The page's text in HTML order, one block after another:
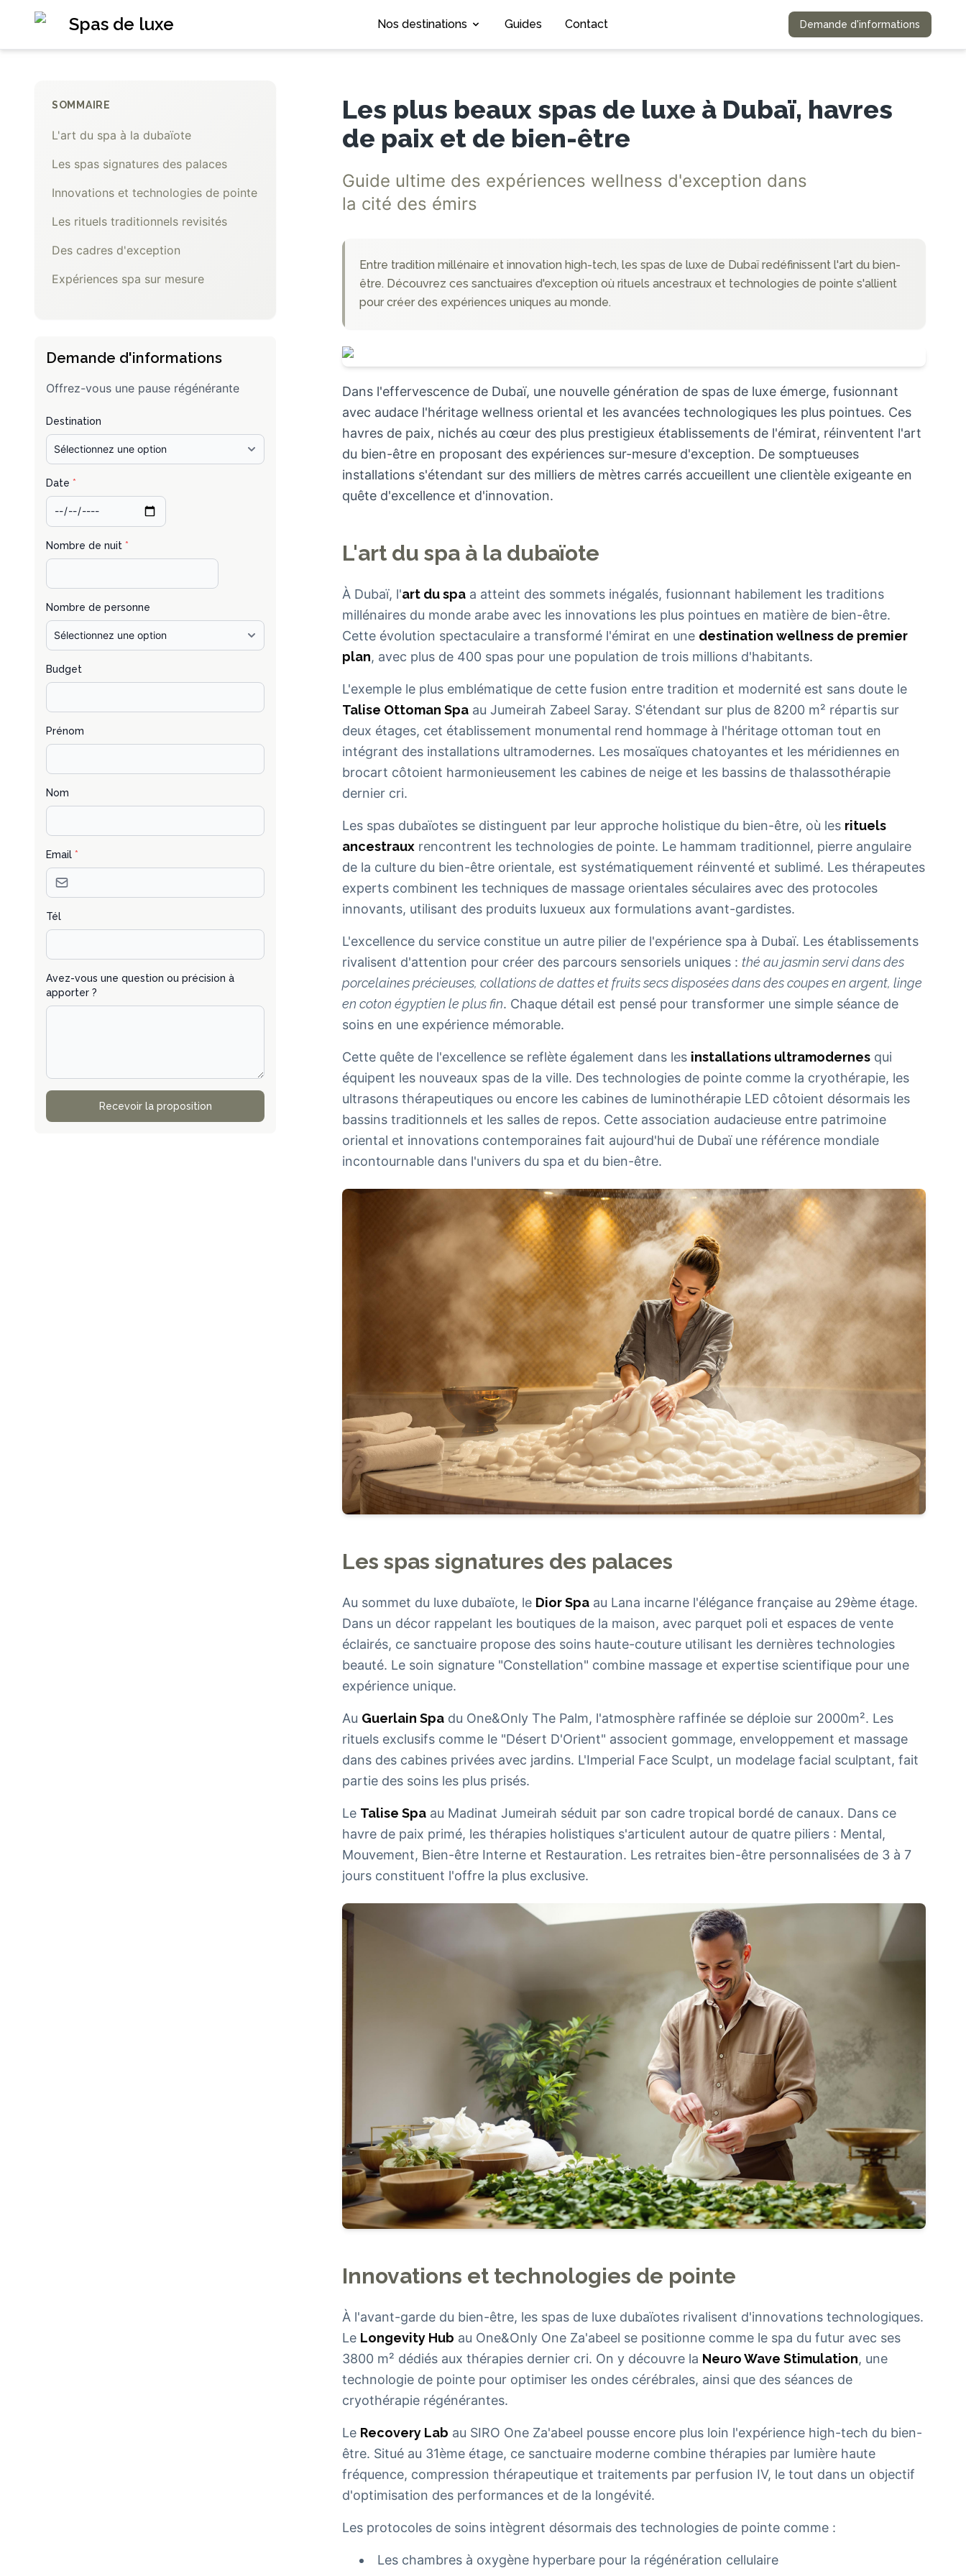
Spas de luxe Demande d'informations
Nos destinations Guides Contact
SOMMAIRE
L'art du spa à la dubaïote
Les spas signatures des palaces
Innovations et technologies de pointe
Les rituels traditionnels revisités
Des cadres d'exception
Expériences spa sur mesure
Demande d'informations
Offrez-vous une pause régénérante
Destination
Date *
Nombre de nuit *
Nombre de personne
Budget
Prénom
Nom
Email *
Tél
Avez-vous une question ou précision à
apporter ?
Recevoir la proposition
Les plus beaux spas de luxe à Dubaï, havres
de paix et de bien-être
Guide ultime des expériences wellness d'exception dans
la cité des émirs
Entre tradition millénaire et innovation high-tech, les spas de luxe de Dubaï redéfinissent l'art du bien-
être. Découvrez ces sanctuaires d'exception où rituels ancestraux et technologies de pointe s'allient
pour créer des expériences uniques au monde.
Dans l'effervescence de Dubaï, une nouvelle génération de spas de luxe émerge, fusionnant
avec audace l'héritage wellness oriental et les avancées technologiques les plus pointues. Ces
havres de paix, nichés au cœur des plus prestigieux établissements de l'émirat, réinventent l'art
du bien-être en proposant des expériences sur-mesure d'exception. De somptueuses
installations s'étendant sur des milliers de mètres carrés accueillent une clientèle exigeante en
quête d'excellence et d'innovation.
L'art du spa à la dubaïote
À Dubaï, l'art du spa a atteint des sommets inégalés, fusionnant habilement les traditions
millénaires du monde arabe avec les innovations les plus pointues en matière de bien-être.
Cette évolution spectaculaire a transformé l'émirat en une destination wellness de premier
plan, avec plus de 400 spas pour une population de trois millions d'habitants.
L'exemple le plus emblématique de cette fusion entre tradition et modernité est sans doute le
Talise Ottoman Spa au Jumeirah Zabeel Saray. S'étendant sur plus de 8200 m² répartis sur
deux étages, cet établissement monumental rend hommage à l'héritage ottoman tout en
intégrant des installations ultramodernes. Les mosaïques chatoyantes et les méridiennes en
brocart côtoient harmonieusement les cabines de neige et les bassins de thalassothérapie
dernier cri.
Les spas dubaïotes se distinguent par leur approche holistique du bien-être, où les rituels
ancestraux rencontrent les technologies de pointe. Le hammam traditionnel, pierre angulaire
de la culture du bien-être orientale, est systématiquement réinventé et sublimé. Les thérapeutes
experts combinent les techniques de massage orientales séculaires avec des protocoles
innovants, utilisant des produits luxueux aux formulations avant-gardistes.
L'excellence du service constitue un autre pilier de l'expérience spa à Dubaï. Les établissements
rivalisent d'attention pour créer des parcours sensoriels uniques : thé au jasmin servi dans des
porcelaines précieuses, collations de dattes et fruits secs disposées dans des coupes en argent, linge
en coton égyptien le plus fin. Chaque détail est pensé pour transformer une simple séance de
soins en une expérience mémorable.
Cette quête de l'excellence se reflète également dans les installations ultramodernes qui
équipent les nouveaux spas de la ville. Des technologies de pointe comme la cryothérapie, les
ultrasons thérapeutiques ou encore les cabines de luminothérapie LED côtoient désormais les
bassins traditionnels et les salles de repos. Cette association audacieuse entre patrimoine
oriental et innovations contemporaines fait aujourd'hui de Dubaï une référence mondiale
incontournable dans l'univers du spa et du bien-être.
Les spas signatures des palaces
Au sommet du luxe dubaïote, le Dior Spa au Lana incarne l'élégance française au 29ème étage.
Dans un décor rappelant les boutiques de la maison, avec parquet poli et espaces de vente
éclairés, ce sanctuaire propose des soins haute-couture utilisant les dernières technologies
beauté. Le soin signature "Constellation" combine massage et expertise scientifique pour une
expérience unique.
Au Guerlain Spa du One&Only The Palm, l'atmosphère raffinée se déploie sur 2000m². Les
rituels exclusifs comme le "Désert D'Orient" associent gommage, enveloppement et massage
dans des cabines privées avec jardins. L'Imperial Face Sculpt, un modelage facial sculptant, fait
partie des soins les plus prisés.
Le Talise Spa au Madinat Jumeirah séduit par son cadre tropical bordé de canaux. Dans ce
havre de paix primé, les thérapies holistiques s'articulent autour de quatre piliers : Mental,
Mouvement, Bien-être Interne et Restauration. Les retraites bien-être personnalisées de 3 à 7
jours constituent l'offre la plus exclusive.
Innovations et technologies de pointe
À l'avant-garde du bien-être, les spas de luxe dubaïotes rivalisent d'innovations technologiques.
Le Longevity Hub au One&Only One Za'abeel se positionne comme le spa du futur avec ses
3800 m² dédiés aux thérapies dernier cri. On y découvre la Neuro Wave Stimulation, une
technologie de pointe pour optimiser les ondes cérébrales, ainsi que des séances de
cryothérapie régénérantes.
Le Recovery Lab au SIRO One Za'abeel pousse encore plus loin l'expérience high-tech du bien-
être. Situé au 31ème étage, ce sanctuaire moderne combine thérapies par lumière haute
fréquence, compression thérapeutique et traitements par perfusion IV, le tout dans un objectif
d'optimisation des performances et de la longévité.
Les protocoles de soins intègrent désormais des technologies de pointe comme :
Les chambres à oxygène hyperbare pour la régénération cellulaire